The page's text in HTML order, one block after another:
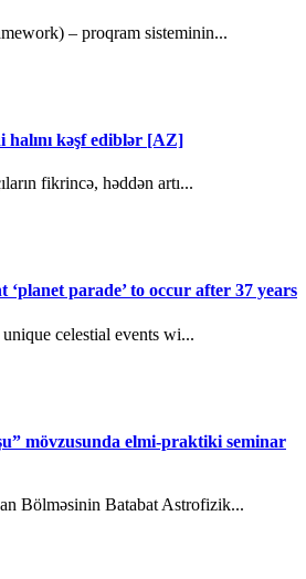
– proqram sisteminin...
halını kəşf ediblər [AZ]
fikrincə, həddən artı...
‘planet parade’ to occur after 37 years
celestial events wi...
mövzusunda elmi-praktiki seminar
Bölməsinin Batabat Astrofizik...